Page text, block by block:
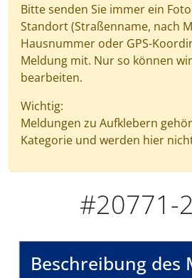
Bitte senden Sie immer ein
Standort (Straßenname, nach
Hausnummer oder GPS-
Meldung mit. Nur so können
bearbeiten.
Wichtig:
Meldungen zu Aufklebern
Kategorie und werden hier
#20771-
Beschreibung des